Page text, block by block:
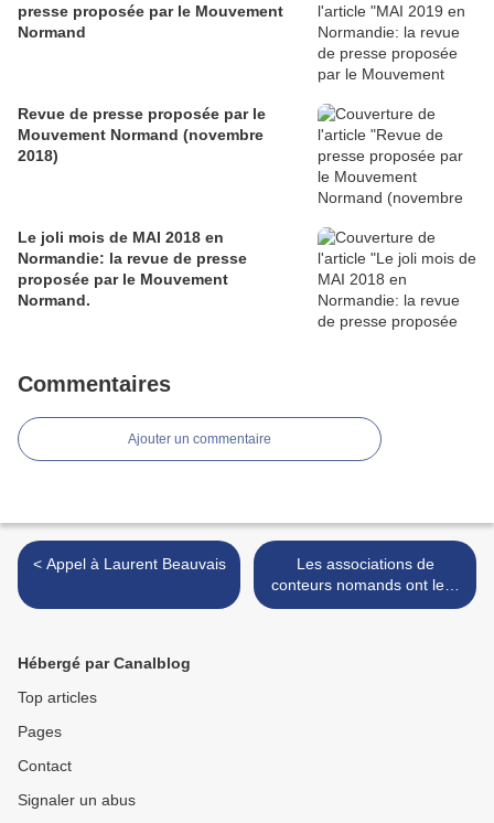
presse proposée par le Mouvement
Normand
Revue de presse proposée par le
Mouvement Normand (novembre
2018)
Le joli mois de MAI 2018 en
Normandie: la revue de presse
proposée par le Mouvement
Normand.
Commentaires
Ajouter un commentaire
< Appel à Laurent Beauvais
Les associations de
conteurs nomands ont leur
blog. >
Hébergé par Canalblog
Top articles
Pages
Contact
Signaler un abus